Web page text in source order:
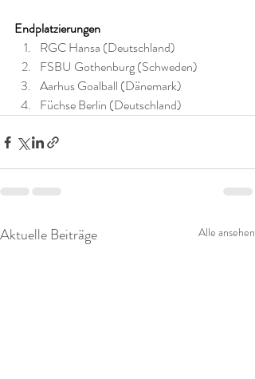
Endplatzierungen
RGC Hansa (Deutschland)
FSBU Gothenburg (Schweden)
Aarhus Goalball (Dänemark)
Füchse Berlin (Deutschland)
Aktuelle Beiträge Alle ansehen